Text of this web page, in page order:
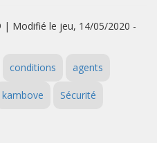
| Modifié le jeu, 14/05/2020 -
conditions agents
kambove Sécurité